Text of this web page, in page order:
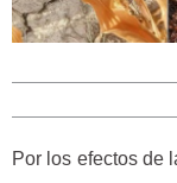
Por los efectos de